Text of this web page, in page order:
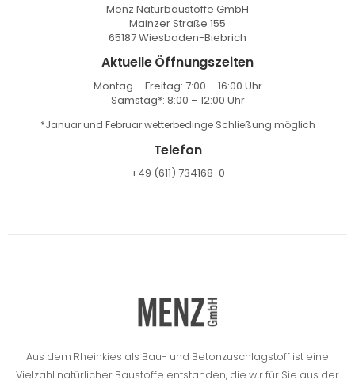
Menz Naturbaustoffe GmbH
Mainzer Straße 155
65187 Wiesbaden-Biebrich
Aktuelle Öffnungszeiten
Montag – Freitag: 7:00 – 16:00 Uhr
Samstag*: 8:00 – 12:00 Uhr
*Januar und Februar wetterbedinge Schließung möglich
Telefon
+49 (611) 734168-0
Aus dem Rheinkies als Bau- und Betonzuschlagstoff ist eine
Vielzahl natürlicher Baustoffe entstanden, die wir für Sie aus der